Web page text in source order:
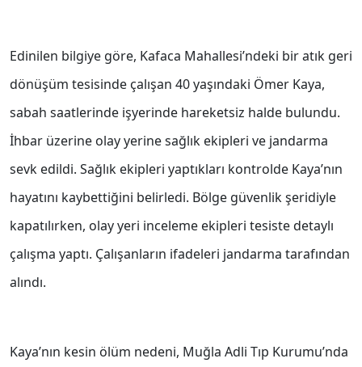
Edinilen bilgiye göre, Kafaca Mahallesi’ndeki bir atık geri
dönüşüm tesisinde çalışan 40 yaşındaki Ömer Kaya,
sabah saatlerinde işyerinde hareketsiz halde bulundu.
İhbar üzerine olay yerine sağlık ekipleri ve jandarma
sevk edildi. Sağlık ekipleri yaptıkları kontrolde Kaya’nın
hayatını kaybettiğini belirledi. Bölge güvenlik şeridiyle
kapatılırken, olay yeri inceleme ekipleri tesiste detaylı
çalışma yaptı. Çalışanların ifadeleri jandarma tarafından
alındı.
Kaya’nın kesin ölüm nedeni, Muğla Adli Tıp Kurumu’nda